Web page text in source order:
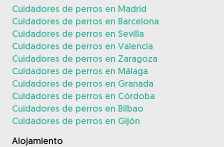
Cuidadores de perros en Madrid
Cuidadores de perros en Barcelona
Cuidadores de perros en Sevilla
Cuidadores de perros en Valencia
Cuidadores de perros en Zaragoza
Cuidadores de perros en Málaga
Cuidadores de perros en Granada
Cuidadores de perros en Córdoba
Cuidadores de perros en Bilbao
Cuidadores de perros en Gijón
Alojamiento